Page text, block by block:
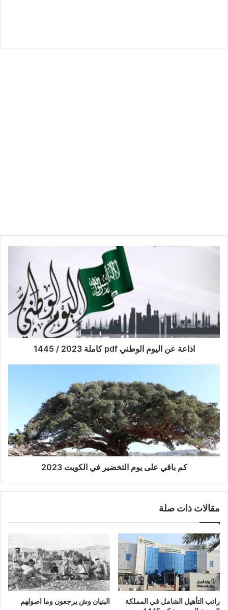
اذاعة عن اليوم الوطني pdf كاملة 2023 / 1445
كم باقي على يوم التخضير في الكويت 2023
مقالات ذات صلة
راتب التأهيل الشامل في المملكة
البنيان وش يرجعون وما اصولهم